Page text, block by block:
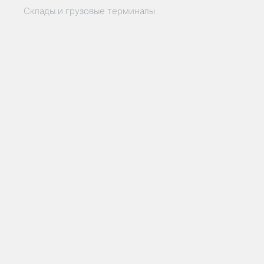
Склады и грузовые терминалы